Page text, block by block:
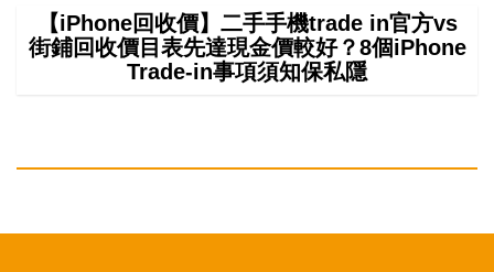
【iPhone回收價】二手手機trade in官方vs
街鋪回收價目表先達現金價較好？8個iPhone
Trade-in事項須知保私隱